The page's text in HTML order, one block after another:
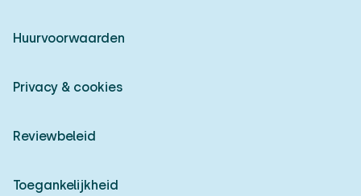
Huurvoorwaarden
Privacy & cookies
Reviewbeleid
Toegankelijkheid